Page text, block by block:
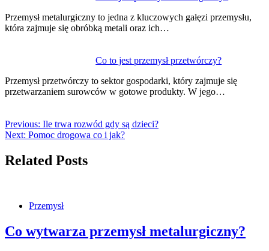
Przemysł metalurgiczny to jedna z kluczowych gałęzi przemysłu,
która zajmuje się obróbką metali oraz ich…
Co to jest przemysł przetwórczy?
Przemysł przetwórczy to sektor gospodarki, który zajmuje się
przetwarzaniem surowców w gotowe produkty. W jego…
Previous: Ile trwa rozwód gdy są dzieci?
Next: Pomoc drogowa co i jak?
Related Posts
Przemysł
Co wytwarza przemysł metalurgiczny?